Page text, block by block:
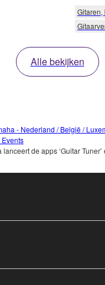
Gitaren,
Alle bekijken
- Nederland / België /
Events
lanceert de apps ‘Guitar Tuner’